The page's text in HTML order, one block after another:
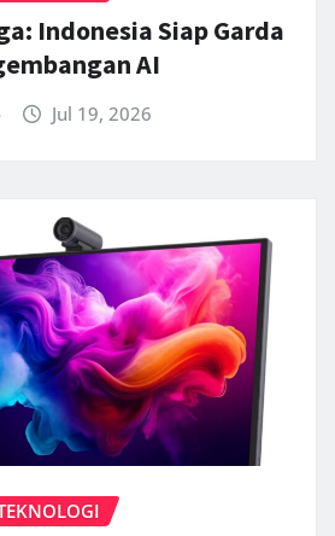
Indonesia Siap Garda
AI
Jul 19, 2026